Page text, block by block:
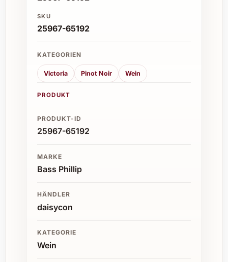
SKU
25967-65192
KATEGORIEN
Victoria Pinot Noir Wein
PRODUKT
PRODUKT-ID
25967-65192
MARKE
Bass Phillip
HÄNDLER
daisycon
KATEGORIE
Wein